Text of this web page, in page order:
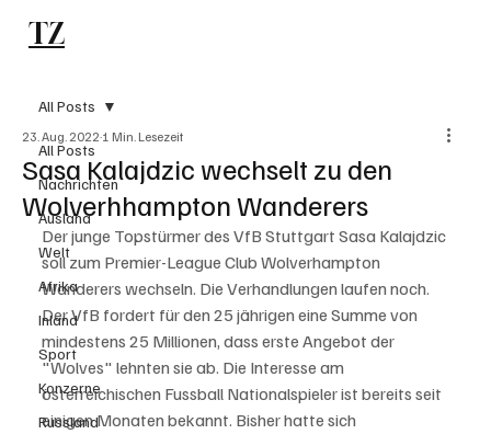
TZ
All Posts
Nachrichten
Ausland
Welt
Afrika
Inland
Sport
Konzerne
Russland
All Posts
Sasa Kalajdzic wechselt zu den
Wolverhhampton Wanderers
23. Aug. 2022 1 Min. Lesezeit
Der junge Topstürmer des VfB Stuttgart Sasa Kalajdzic
soll zum Premier-League Club Wolverhampton
Wanderers wechseln. Die Verhandlungen laufen noch.
Der VfB fordert für den 25 jährigen eine Summe von
mindestens 25 Millionen, dass erste Angebot der
"Wolves" lehnten sie ab. Die Interesse am
österreichischen Fussball Nationalspieler ist bereits seit
einigen Monaten bekannt. Bisher hatte sich